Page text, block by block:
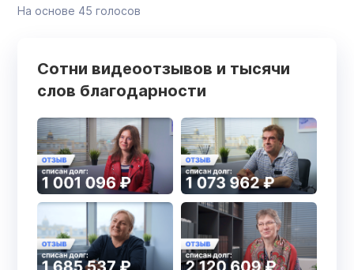
На основе 45 голосов
Сотни видеоотзывов и тысячи
слов благодарности